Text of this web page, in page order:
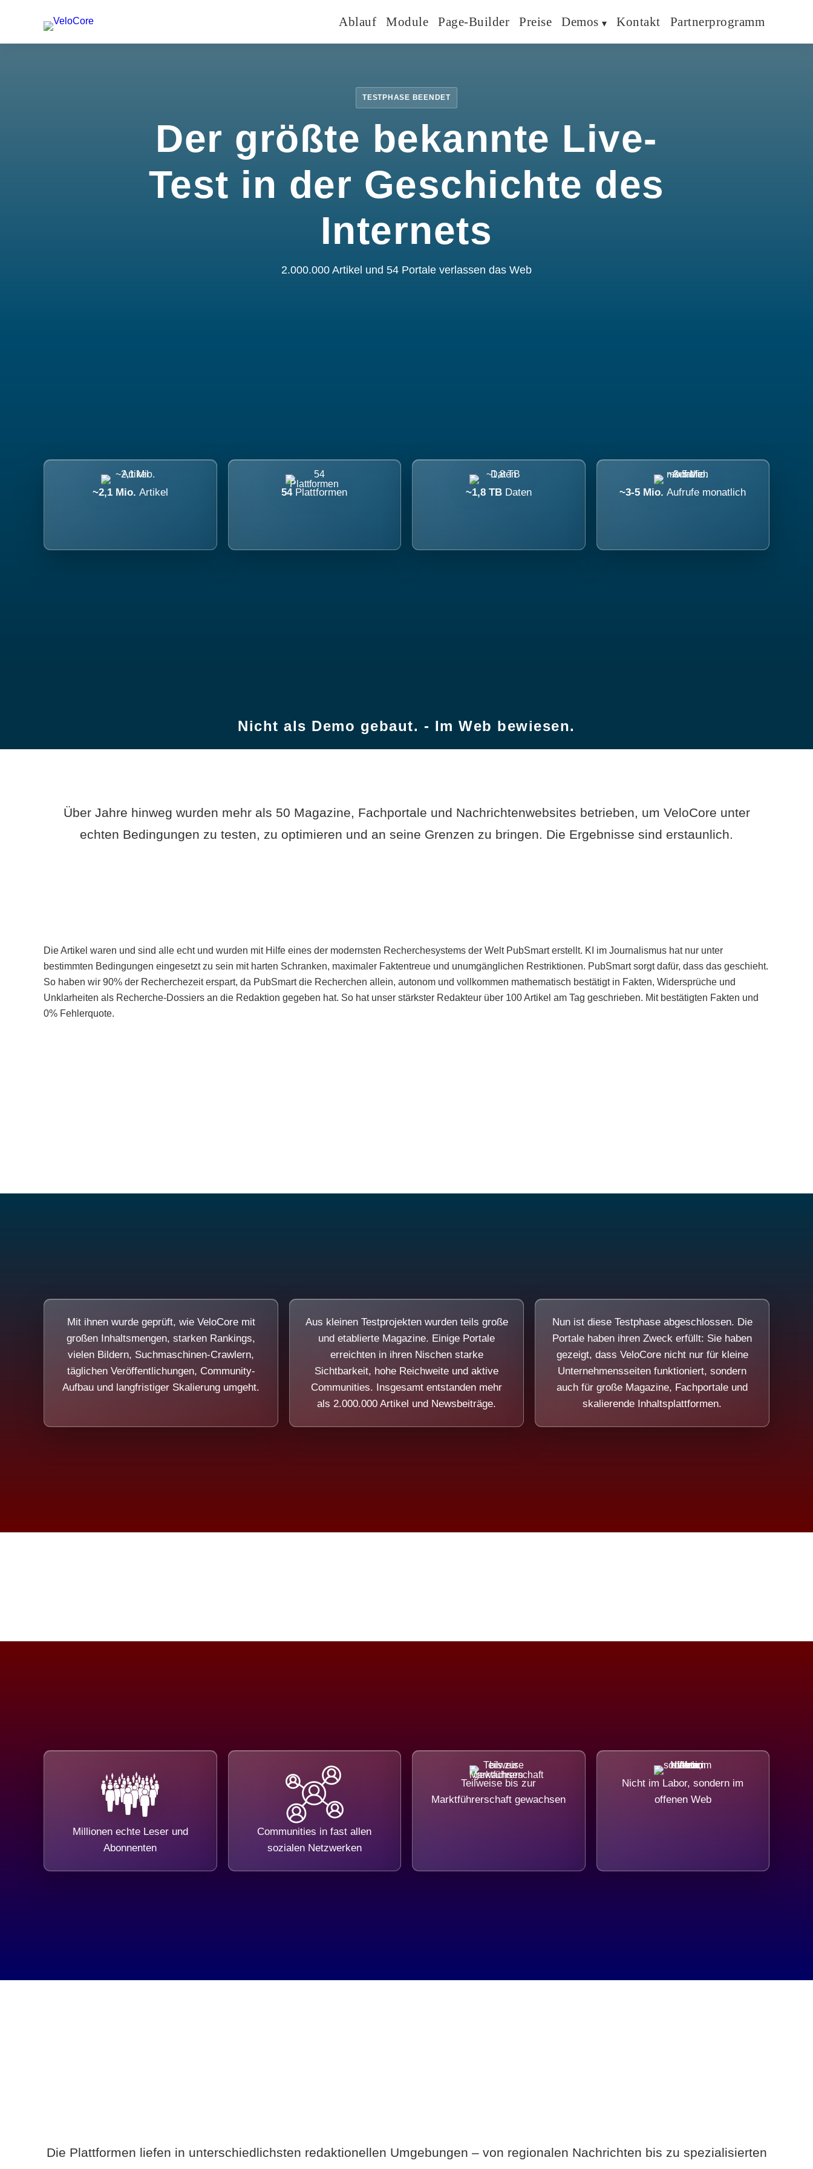
Ablauf Module Page-Builder Preise Demos Kontakt Partnerprogramm
TESTPHASE BEENDET
Der größte bekannte Live-
Test in der Geschichte des
Internets
2.000.000 Artikel und 54 Portale verlassen das Web
~2,1 Mio. Artikel 54 Plattformen ~1,8 TB Daten ~3-5 Mio.Aufrufe monatlich
Nicht als Demo gebaut. - Im Web bewiesen.
Über Jahre hinweg wurden mehr als 50 Magazine, Fachportale und Nachrichtenwebsites betrieben, um VeloCore unter
echten Bedingungen zu testen, zu optimieren und an seine Grenzen zu bringen. Die Ergebnisse sind erstaunlich.
Die Artikel waren und sind alle echt und wurden mit Hilfe eines der modernsten Recherchesystems der Welt PubSmart erstellt. KI im Journalismus hat nur unter
bestimmten Bedingungen eingesetzt zu sein mit harten Schranken, maximaler Faktentreue und unumgänglichen Restriktionen. PubSmart sorgt dafür, dass das geschieht.
So haben wir 90% der Recherchezeit erspart, da PubSmart die Recherchen allein, autonom und vollkommen mathematisch bestätigt in Fakten, Widersprüche und
Unklarheiten als Recherche-Dossiers an die Redaktion gegeben hat. So hat unser stärkster Redakteur über 100 Artikel am Tag geschrieben. Mit bestätigten Fakten und
0% Fehlerquote.
Mit ihnen wurde geprüft, wie VeloCore mit
großen Inhaltsmengen, starken Rankings,
vielen Bildern, Suchmaschinen-Crawlern,
täglichen Veröffentlichungen, Community-
Aufbau und langfristiger Skalierung umgeht.
Aus kleinen Testprojekten wurden teils große
und etablierte Magazine. Einige Portale
erreichten in ihren Nischen starke
Sichtbarkeit, hohe Reichweite und aktive
Communities. Insgesamt entstanden mehr
als 2.000.000 Artikel und Newsbeiträge.
Nun ist diese Testphase abgeschlossen. Die
Portale haben ihren Zweck erfüllt: Sie haben
gezeigt, dass VeloCore nicht nur für kleine
Unternehmensseiten funktioniert, sondern
auch für große Magazine, Fachportale und
skalierende Inhaltsplattformen.
Millionen echte Leser und
Abonnenten
Communities in fast allen
sozialen Netzwerken
Teilweise bis zur
Marktführerschaft gewachsen
Nicht im Labor, sondern im
offenen Web
Die Plattformen liefen in unterschiedlichsten redaktionellen Umgebungen – von regionalen Nachrichten bis zu spezialisierten